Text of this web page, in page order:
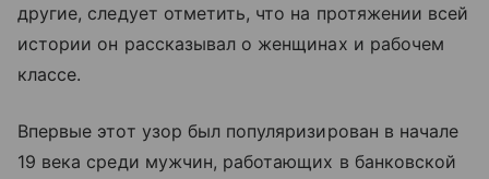
другие, следует отметить, что на протяжении всей
истории он рассказывал о женщинах и рабочем
классе.
Впервые этот узор был популяризирован в начале
19 века среди мужчин, работающих в банковской